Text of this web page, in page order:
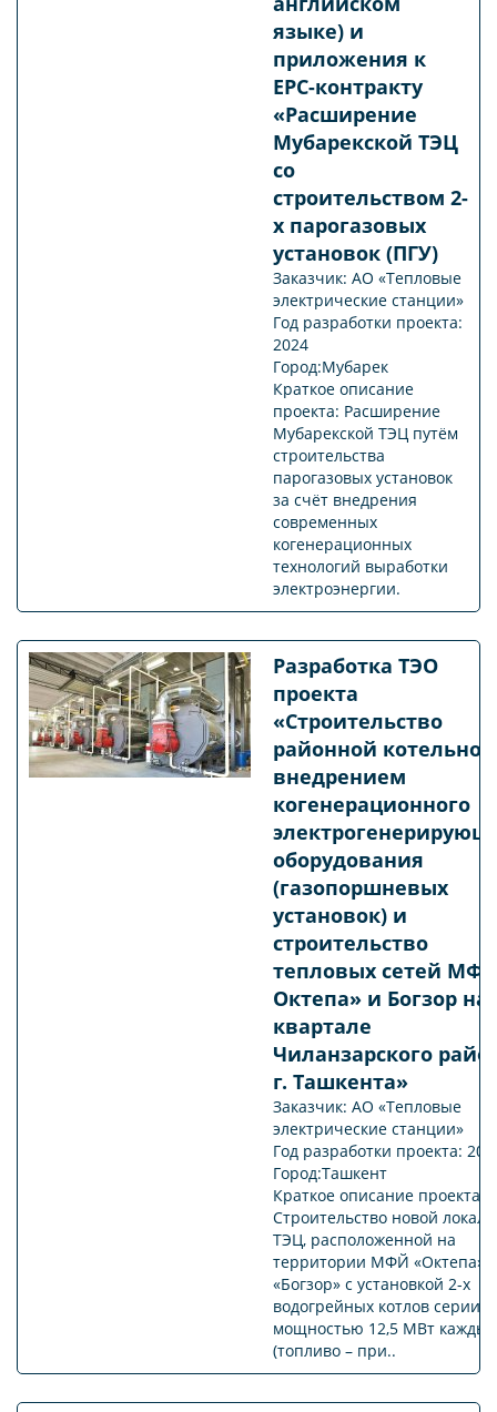
языке) и
приложения к
ЕPС-контракту
«Расширение
Мубарекской ТЭЦ
со
строительством 2-
х парогазовых
установок (ПГУ)
Заказчик: АО «Тепловые
электрические станции»
Год разработки проекта:
2024
Город:Мубарек
Краткое описание
проекта: Расширение
Мубарекской ТЭЦ путём
строительства
парогазовых установок
за счёт внедрения
современных
когенерационных
технологий выработки
электроэнергии.
Разработка ТЭО
проекта
«Строительство
районной
внедрением
когенерационного
оборудования
(газопоршневых
установок) и
строительство
тепловых сетей
Октепа» и Богзор на
квартале
Чиланзарского
г. Ташкента»
Заказчик: АО «Тепловые
электрические станции»
Год разработки проекта:
Город:Ташкент
Краткое описание проекта:
Строительство новой
ТЭЦ, расположенной на
территории МФЙ «Октепа»
«Богзор» с установкой 2-х
водогрейных котлов серии
мощностью 12,5 МВт каждый
(топливо – при..